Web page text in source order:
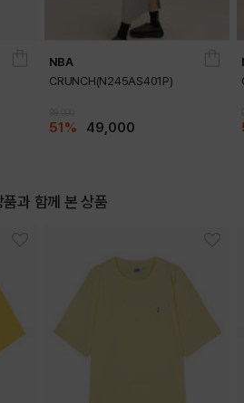
NBA
CRUNCH(N245AS401P)
51% 49,000
품과 함께 본 상품